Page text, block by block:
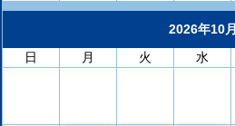
2026年10月
日
月 火 水